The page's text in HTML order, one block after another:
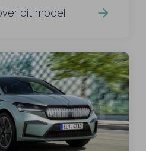
dit model